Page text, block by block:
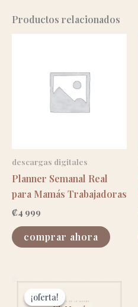
Productos relacionados
descargas digitales
Planner Semanal Real
para Mamás Trabajadoras
₡4 999
comprar ahora
¡oferta!
¡oferta!